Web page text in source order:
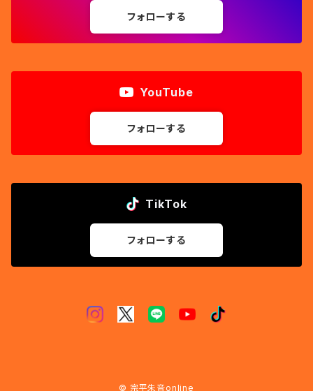
フォローする
YouTube
フォローする
TikTok
フォローする
© 宗平朱音online